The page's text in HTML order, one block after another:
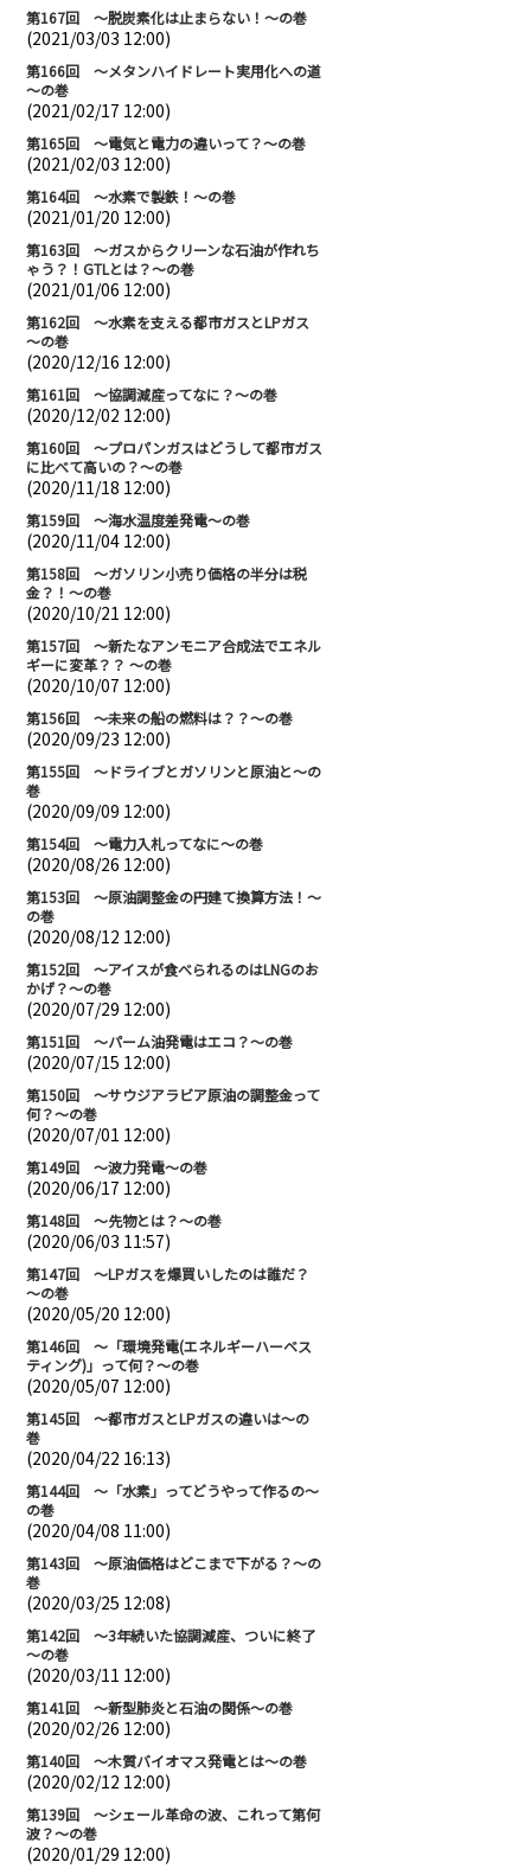
第167回 ～脱炭素化は止まらない！～の巻
(2021/03/03 12:00)
第166回 ～メタンハイドレート実用化への道
～の巻
(2021/02/17 12:00)
第165回 ～電気と電力の違いって？～の巻
(2021/02/03 12:00)
第164回 ～水素で製鉄！～の巻
(2021/01/20 12:00)
第163回 ～ガスからクリーンな石油が作れち
ゃう？！GTLとは？～の巻
(2021/01/06 12:00)
第162回 ～水素を支える都市ガスとLPガス
～の巻
(2020/12/16 12:00)
第161回 ～協調減産ってなに？～の巻
(2020/12/02 12:00)
第160回 ～プロパンガスはどうして都市ガス
に比べて高いの？～の巻
(2020/11/18 12:00)
第159回 ～海水温度差発電～の巻
(2020/11/04 12:00)
第158回 ～ガソリン小売り価格の半分は税
金？！～の巻
(2020/10/21 12:00)
第157回 ～新たなアンモニア合成法でエネル
ギーに変革？？ ～の巻
(2020/10/07 12:00)
第156回 ～未来の船の燃料は？？～の巻
(2020/09/23 12:00)
第155回 ～ドライブとガソリンと原油と～の
巻
(2020/09/09 12:00)
第154回 ～電力入札ってなに～の巻
(2020/08/26 12:00)
第153回 ～原油調整金の円建て換算方法！～
の巻
(2020/08/12 12:00)
第152回 ～アイスが食べられるのはLNGのお
かげ？～の巻
(2020/07/29 12:00)
第151回 ～パーム油発電はエコ？～の巻
(2020/07/15 12:00)
第150回 ～サウジアラビア原油の調整金って
何？～の巻
(2020/07/01 12:00)
第149回 ～波力発電～の巻
(2020/06/17 12:00)
第148回 ～先物とは？～の巻
(2020/06/03 11:57)
第147回 ～LPガスを爆買いしたのは誰だ？
～の巻
(2020/05/20 12:00)
第146回 ～「環境発電(エネルギーハーベス
ティング)」って何？～の巻
(2020/05/07 12:00)
第145回 ～都市ガスとLPガスの違いは～の
巻
(2020/04/22 16:13)
第144回 ～「水素」ってどうやって作るの～
の巻
(2020/04/08 11:00)
第143回 ～原油価格はどこまで下がる？～の
巻
(2020/03/25 12:08)
第142回 ～3年続いた協調減産、ついに終了
～の巻
(2020/03/11 12:00)
第141回 ～新型肺炎と石油の関係～の巻
(2020/02/26 12:00)
第140回 ～木質バイオマス発電とは～の巻
(2020/02/12 12:00)
第139回 ～シェール革命の波、これって第何
波？～の巻
(2020/01/29 12:00)